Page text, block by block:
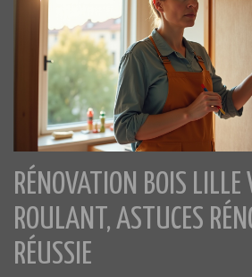
RÉNOVATION BOIS LILLE
ROULANT, ASTUCES
RÉUSSIE